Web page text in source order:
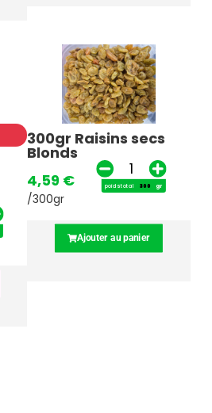
300gr Raisins secs
Blonds
4,59 €
/300gr
poids total gr
Ajouter au panier